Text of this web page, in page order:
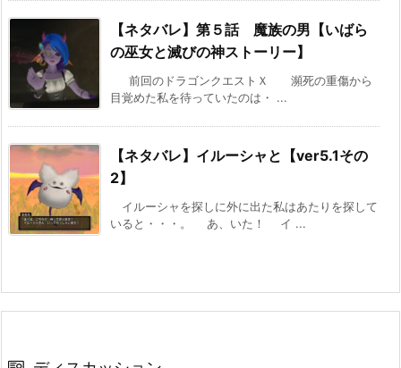
【ネタバレ】第５話 魔族の男【いばら
の巫女と滅びの神ストーリー】
前回のドラゴンクエストＸ 瀕死の重傷から
目覚めた私を待っていたのは・ ...
【ネタバレ】イルーシャと【ver5.1その
2】
イルーシャを探しに外に出た私はあたりを探して
いると・・・。 あ、いた！ イ ...